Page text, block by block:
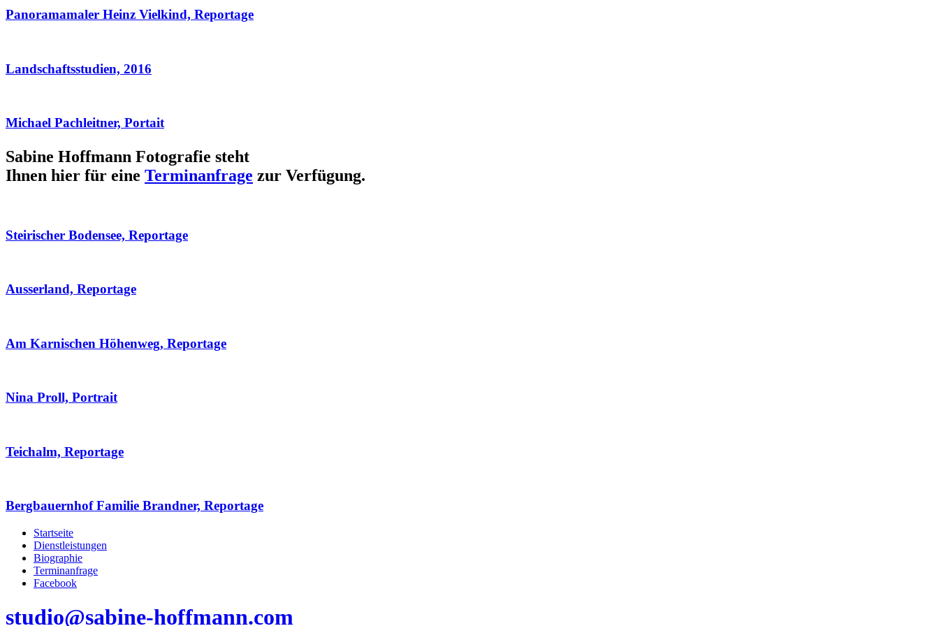
Panoramamaler Heinz Vielkind, Reportage
Landschaftsstudien, 2016
Michael Pachleitner, Portait
Sabine Hoffmann Fotografie steht
Ihnen hier für eine Terminanfrage zur Verfügung.
Steirischer Bodensee, Reportage
Ausserland, Reportage
Am Karnischen Höhenweg, Reportage
Nina Proll, Portrait
Teichalm, Reportage
Bergbauernhof Familie Brandner, Reportage
Startseite
Dienstleistungen
Biographie
Terminanfrage
Facebook
studio@sabine-hoffmann.com